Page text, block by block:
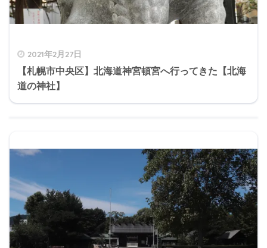
2021年2月27日
【札幌市中央区】北海道神宮頓宮へ行ってきた【北海
道の神社】